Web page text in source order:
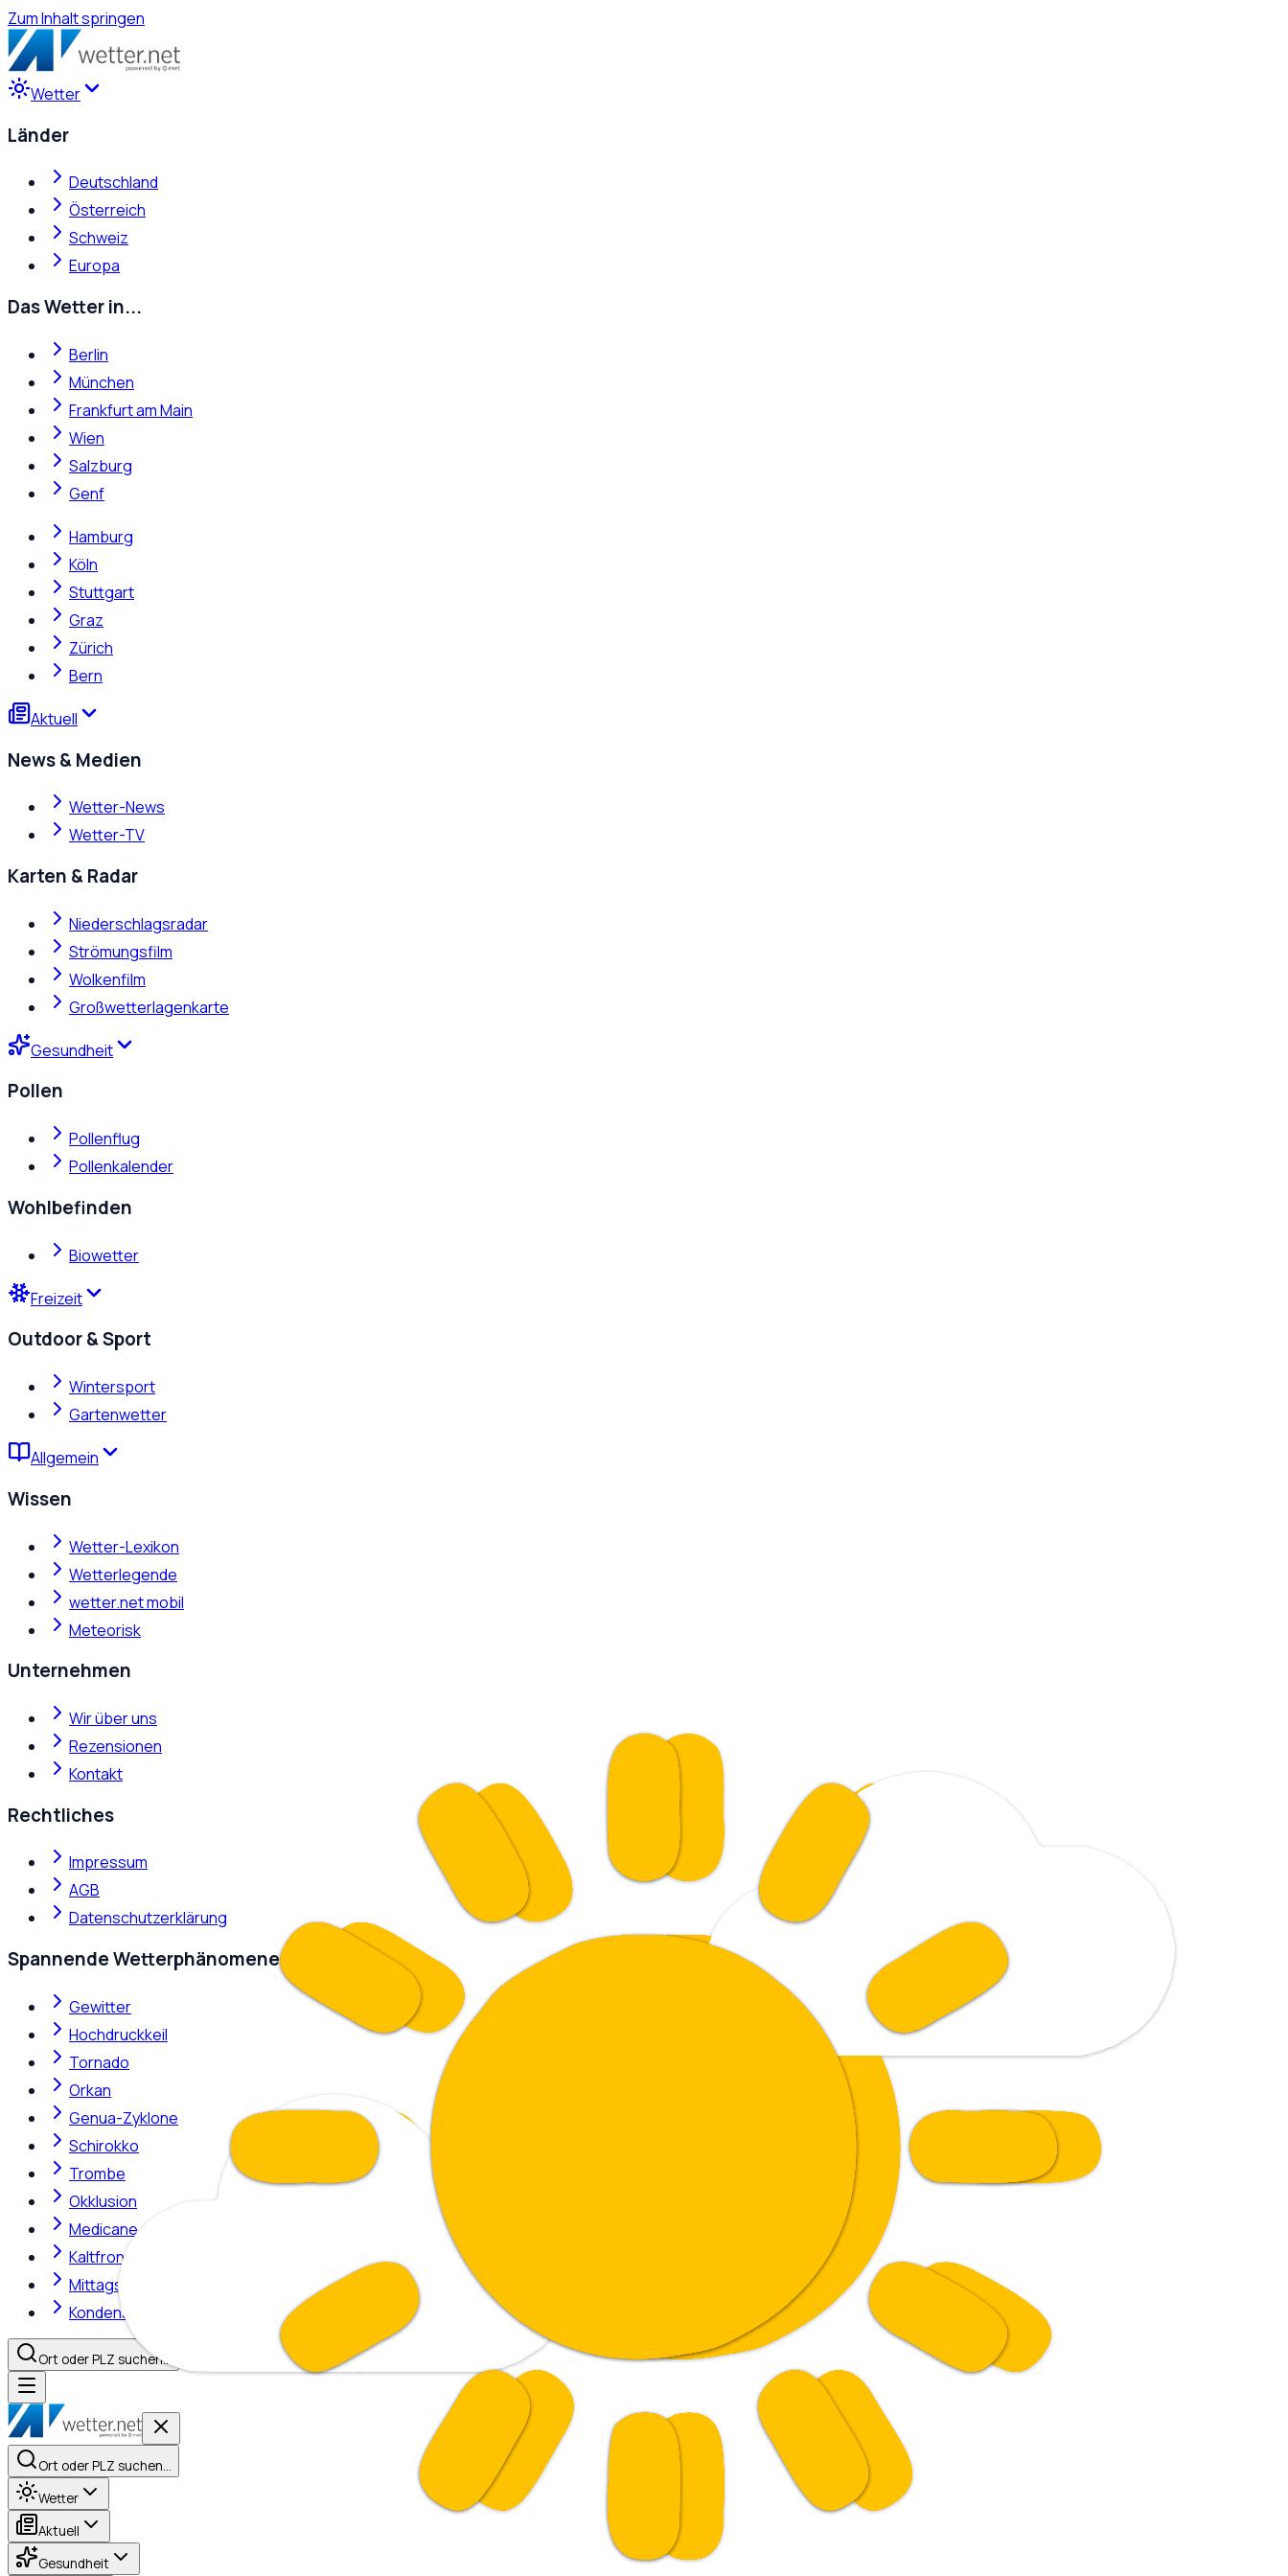
Zum Inhalt springen
Wetter
Länder
Deutschland
Österreich
Schweiz
Europa
Das Wetter in...
Berlin
München
Frankfurt am Main
Wien
Salzburg
Genf
Hamburg
Köln
Stuttgart
Graz
Zürich
Bern
Aktuell
News & Medien
Wetter-News
Wetter-TV
Karten & Radar
Niederschlagsradar
Strömungsfilm
Wolkenfilm
Großwetterlagenkarte
Gesundheit
Pollen
Pollenflug
Pollenkalender
Wohlbefinden
Biowetter
Freizeit
Outdoor & Sport
Wintersport
Gartenwetter
Allgemein
Wissen
Wetter-Lexikon
Wetterlegende
wetter.net mobil
Meteorisk
Unternehmen
Wir über uns
Rezensionen
Kontakt
Rechtliches
Impressum
AGB
Datenschutzerklärung
Spannende Wetterphänomene
Gewitter
Hochdruckkeil
Tornado
Orkan
Genua-Zyklone
Schirokko
Trombe
Okklusion
Medicane
Kaltfront
Mittagshitze
Kondensstreifen
Ort oder PLZ suchen…
Ort oder PLZ suchen…
Wetter
Aktuell
Gesundheit